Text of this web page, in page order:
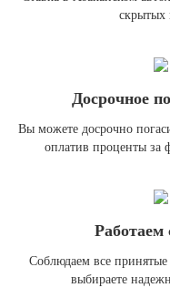
скрытых
Досрочное
Вы можете досрочно
оплатив проценты за
Работаем
Соблюдаем все
выбираете